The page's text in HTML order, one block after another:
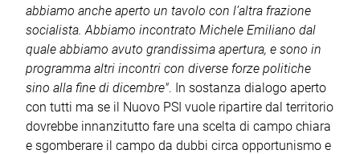
abbiamo anche aperto un tavolo con l’altra frazione
socialista. Abbiamo incontrato Michele Emiliano dal
quale abbiamo avuto grandissima apertura, e sono in
programma altri incontri con diverse forze politiche
sino alla fine di dicembre". In sostanza dialogo aperto
con tutti ma se il Nuovo PSI vuole ripartire dal territorio
dovrebbe innanzitutto fare una scelta di campo chiara
e sgomberare il campo da dubbi circa opportunismo e